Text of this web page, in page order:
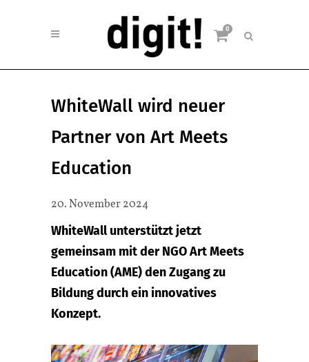
0
WhiteWall wird neuer
Partner von Art Meets
Education
20. November 2024
WhiteWall unterstützt jetzt
gemeinsam mit der NGO Art Meets
Education (AME) den Zugang zu
Bildung durch ein innovatives
Konzept.